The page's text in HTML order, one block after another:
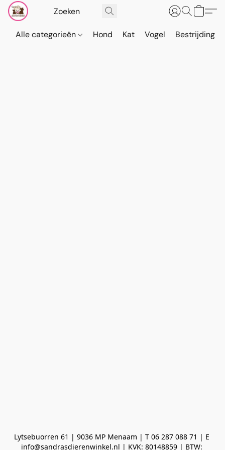
Alle categorieën Hond Kat Vogel Bestrijding
Lytsebuorren 61 | 9036 MP Menaam | T 06 287 088 71 | E
info@sandrasdierenwinkel.nl | KVK: 80148859 | BTW: